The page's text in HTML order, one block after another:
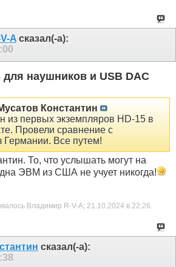
A сказал(-а):
для наушников и USB DAC
Константин
из первых экземпляров HD-15 в
Провели сравнение с
Германии. Все путем!
То, что услышать могут на
ЭВМ из США не учует никогда!
Владимир R-V-A; 21.10.2024 в 22:26.
сказал(-а):